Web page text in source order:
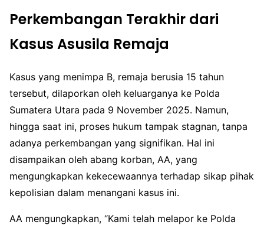
Perkembangan Terakhir dari
Kasus Asusila Remaja
Kasus yang menimpa B, remaja berusia 15 tahun
tersebut, dilaporkan oleh keluarganya ke Polda
Sumatera Utara pada 9 November 2025. Namun,
hingga saat ini, proses hukum tampak stagnan, tanpa
adanya perkembangan yang signifikan. Hal ini
disampaikan oleh abang korban, AA, yang
mengungkapkan kekecewaannya terhadap sikap pihak
kepolisian dalam menangani kasus ini.
AA mengungkapkan, “Kami telah melapor ke Polda